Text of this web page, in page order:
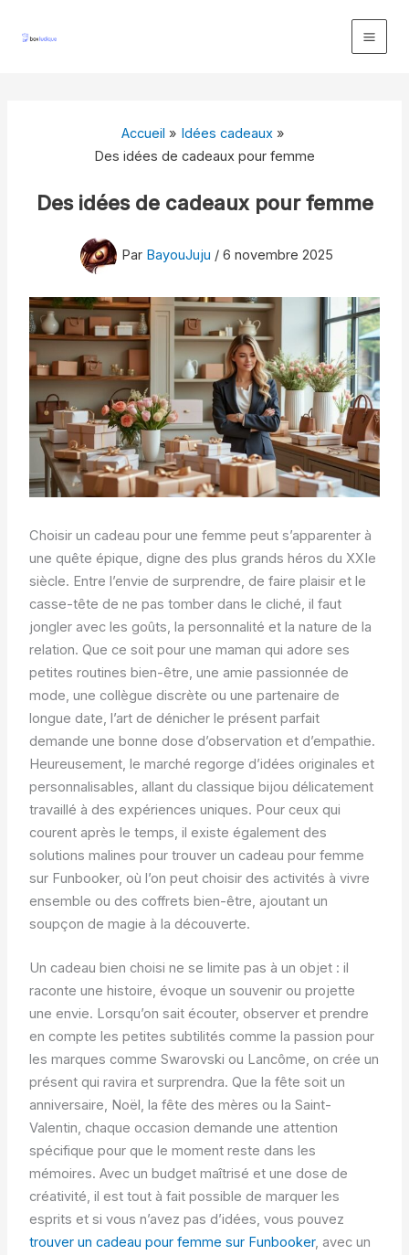
Accueil
Idées cadeaux
Des idées de cadeaux pour femme
Des idées de cadeaux pour femme
Par BayouJuju / 6 novembre 2025
Choisir un cadeau pour une femme peut s’apparenter à
une quête épique, digne des plus grands héros du XXIe
siècle. Entre l’envie de surprendre, de faire plaisir et le
casse-tête de ne pas tomber dans le cliché, il faut
jongler avec les goûts, la personnalité et la nature de la
relation. Que ce soit pour une maman qui adore ses
petites routines bien-être, une amie passionnée de
mode, une collègue discrète ou une partenaire de
longue date, l’art de dénicher le présent parfait
demande une bonne dose d’observation et d’empathie.
Heureusement, le marché regorge d’idées originales et
personnalisables, allant du classique bijou délicatement
travaillé à des expériences uniques. Pour ceux qui
courent après le temps, il existe également des
solutions malines pour trouver un cadeau pour femme
sur Funbooker, où l’on peut choisir des activités à vivre
ensemble ou des coffrets bien-être, ajoutant un
soupçon de magie à la découverte.
Un cadeau bien choisi ne se limite pas à un objet : il
raconte une histoire, évoque un souvenir ou projette
une envie. Lorsqu’on sait écouter, observer et prendre
en compte les petites subtilités comme la passion pour
les marques comme Swarovski ou Lancôme, on crée un
présent qui ravira et surprendra. Que la fête soit un
anniversaire, Noël, la fête des mères ou la Saint-
Valentin, chaque occasion demande une attention
spécifique pour que le moment reste dans les
mémoires. Avec un budget maîtrisé et une dose de
créativité, il est tout à fait possible de marquer les
esprits et si vous n’avez pas d’idées, vous pouvez
trouver un cadeau pour femme sur Funbooker, avec un